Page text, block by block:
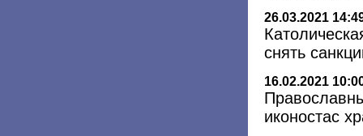
26.03.2021
снять
16.02.2021
иконостас